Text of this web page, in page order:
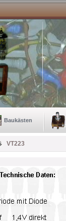
Baukästen
VT223